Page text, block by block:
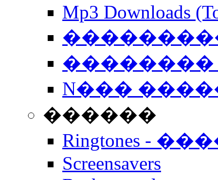
Mp3 Downloads
��������
N���
������
Ringtones -
Screensavers